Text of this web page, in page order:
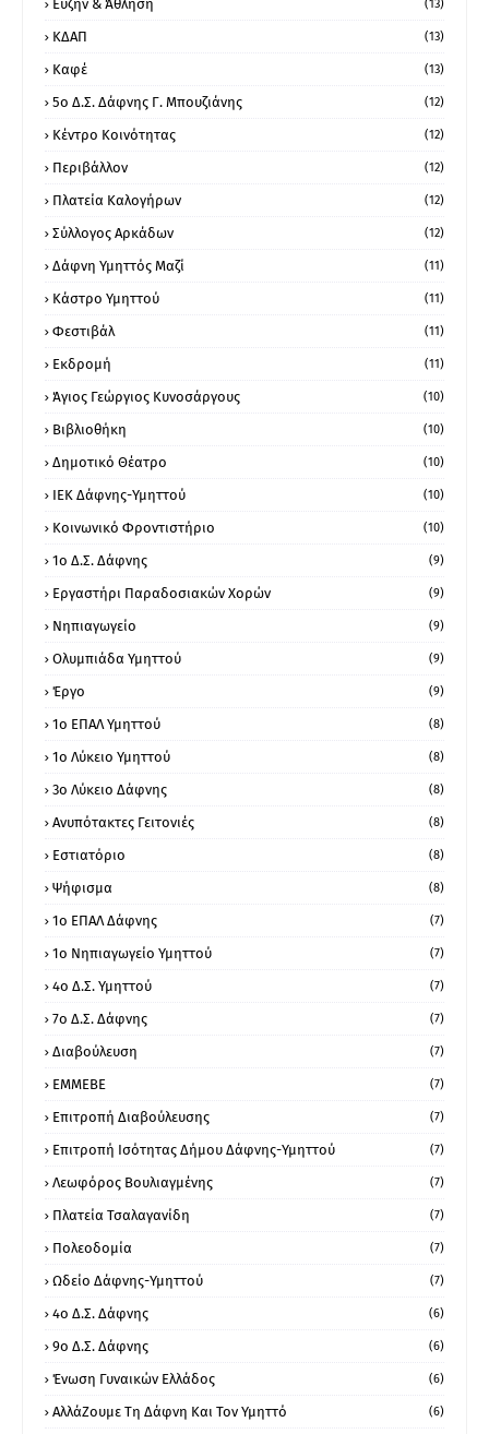
Ευζήν & Άθληση (13)
ΚΔΑΠ (13)
Καφέ (13)
5ο Δ.Σ. Δάφνης Γ. Μπουζιάνης (12)
Κέντρο Κοινότητας (12)
Περιβάλλον (12)
Πλατεία Καλογήρων (12)
Σύλλογος Αρκάδων (12)
Δάφνη Υμηττός Μαζί (11)
Κάστρο Υμηττού (11)
Φεστιβάλ (11)
Εκδρομή (11)
Άγιος Γεώργιος Κυνοσάργους (10)
Βιβλιοθήκη (10)
Δημοτικό Θέατρο (10)
ΙΕΚ Δάφνης-Υμηττού (10)
Κοινωνικό Φροντιστήριο (10)
1ο Δ.Σ. Δάφνης (9)
Εργαστήρι Παραδοσιακών Χορών (9)
Νηπιαγωγείο (9)
Ολυμπιάδα Υμηττού (9)
Έργο (9)
1o ΕΠΑΛ Υμηττού (8)
1ο Λύκειο Υμηττού (8)
3ο Λύκειο Δάφνης (8)
Ανυπότακτες Γειτονιές (8)
Εστιατόριο (8)
Ψήφισμα (8)
1ο ΕΠΑΛ Δάφνης (7)
1ο Νηπιαγωγείο Υμηττού (7)
4ο Δ.Σ. Υμηττού (7)
7ο Δ.Σ. Δάφνης (7)
Διαβούλευση (7)
ΕΜΜΕΒΕ (7)
Επιτροπή Διαβούλευσης (7)
Επιτροπή Ισότητας Δήμου Δάφνης-Υμηττού (7)
Λεωφόρος Βουλιαγμένης (7)
Πλατεία Τσαλαγανίδη (7)
Πολεοδομία (7)
Ωδείο Δάφνης-Υμηττού (7)
4ο Δ.Σ. Δάφνης (6)
9ο Δ.Σ. Δάφνης (6)
Ένωση Γυναικών Ελλάδος (6)
ΑλλάΖουμε Τη Δάφνη Και Τον Υμηττό (6)